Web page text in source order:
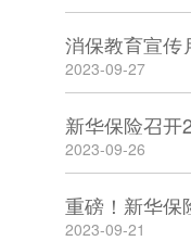
消保教育宣传
2023-09-27
新华保险召开
2023-09-26
重磅！新华保
2023-09-21